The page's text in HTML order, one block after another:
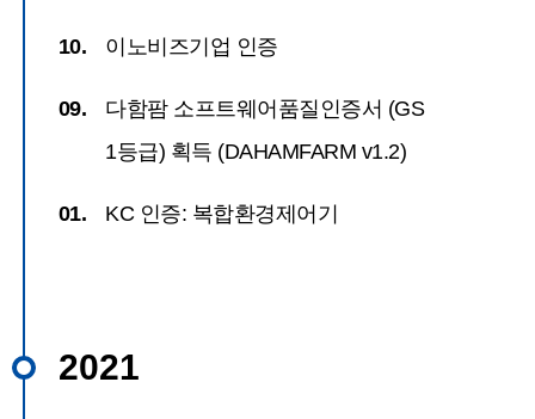
10. 이노비즈기업 인증
09.
다함팜 소프트웨어품질인증서 (GS
1등급) 획득 (DAHAMFARM v1.2)
01. KC 인증: 복합환경제어기
2021